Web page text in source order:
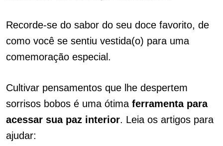
Recorde-se do sabor do seu doce favorito, de
como você se sentiu vestida(o) para uma
comemoração especial.
Cultivar pensamentos que lhe despertem
sorrisos bobos é uma ótima ferramenta para
acessar sua paz interior. Leia os artigos para
ajudar: